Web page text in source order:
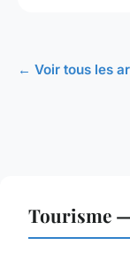
← Voir tous les
Tourisme